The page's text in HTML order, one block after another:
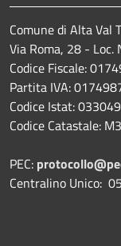
Comune di Alta Val
Via Roma, 28 -
Codice Fiscale:
Partita IVA:
Codice Istat: 033049
Codice Catastale:
PEC:
Centralino Unico: